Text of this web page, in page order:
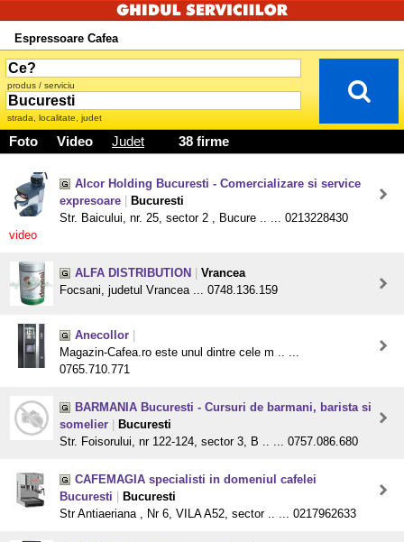
Espressoare Cafea
produs / serviciu
strada, localitate, judet
Foto Video Judet 38 firme
Alcor Holding Bucuresti - Comercializare si service
expresoare
Bucuresti
Str. Baicului, nr. 25, sector 2 , Bucure .. ... 0213228430
video
ALFA DISTRIBUTION
Vrancea
Focsani, judetul Vrancea ... 0748.136.159
Anecollor
Magazin-Cafea.ro este unul dintre cele m .. ...
0765.710.771
BARMANIA Bucuresti - Cursuri de barmani, barista si
somelier
Bucuresti
Str. Foisorului, nr 122-124, sector 3, B .. ... 0757.086.680
CAFEMAGIA specialisti in domeniul cafelei
Bucuresti
Bucuresti
Str Antiaeriana , Nr 6, VILA A52, sector .. ... 0217962633